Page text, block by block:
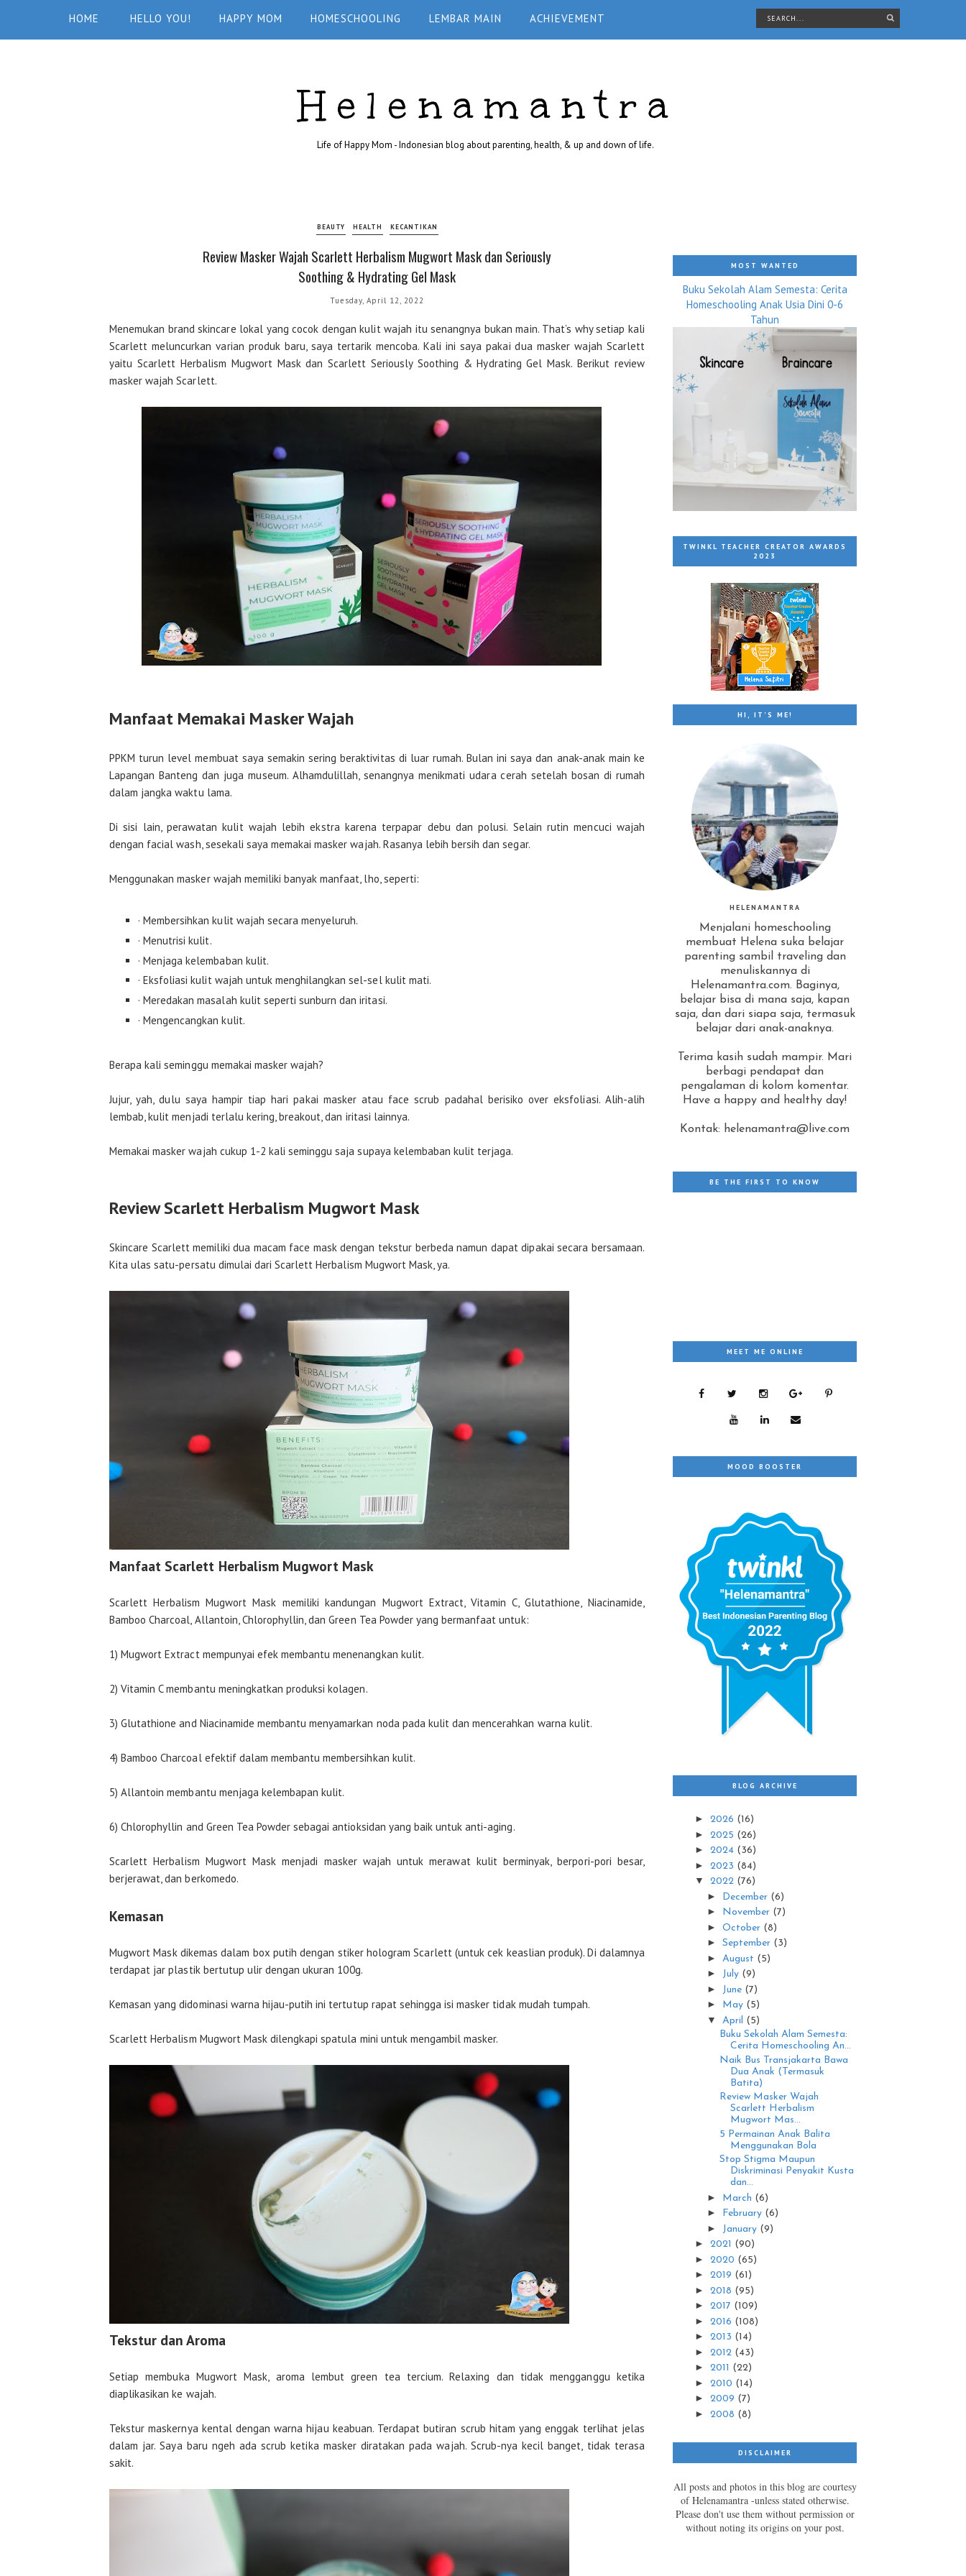
HOME HELLO YOU! HAPPY MOM HOMESCHOOLING LEMBAR MAIN ACHIEVEMENT
Helenamantra
Life of Happy Mom - Indonesian blog about parenting, health, & up and down of life.
BEAUTY HEALTH KECANTIKAN
Review Masker Wajah Scarlett Herbalism Mugwort Mask dan Seriously
Soothing & Hydrating Gel Mask
Tuesday, April 12, 2022
Menemukan brand skincare lokal yang cocok dengan kulit wajah itu senangnya bukan main. That’s why setiap kali
Scarlett meluncurkan varian produk baru, saya tertarik mencoba. Kali ini saya pakai dua masker wajah Scarlett
yaitu Scarlett Herbalism Mugwort Mask dan Scarlett Seriously Soothing & Hydrating Gel Mask. Berikut review
masker wajah Scarlett.
Manfaat Memakai Masker Wajah
PPKM turun level membuat saya semakin sering beraktivitas di luar rumah. Bulan ini saya dan anak-anak main ke
Lapangan Banteng dan juga museum. Alhamdulillah, senangnya menikmati udara cerah setelah bosan di rumah
dalam jangka waktu lama.
Di sisi lain, perawatan kulit wajah lebih ekstra karena terpapar debu dan polusi. Selain rutin mencuci wajah
dengan facial wash, sesekali saya memakai masker wajah. Rasanya lebih bersih dan segar.
Menggunakan masker wajah memiliki banyak manfaat, lho, seperti:
· Membersihkan kulit wajah secara menyeluruh.
· Menutrisi kulit.
· Menjaga kelembaban kulit.
· Eksfoliasi kulit wajah untuk menghilangkan sel-sel kulit mati.
· Meredakan masalah kulit seperti sunburn dan iritasi.
· Mengencangkan kulit.
Berapa kali seminggu memakai masker wajah?
Jujur, yah, dulu saya hampir tiap hari pakai masker atau face scrub padahal berisiko over eksfoliasi. Alih-alih
lembab, kulit menjadi terlalu kering, breakout, dan iritasi lainnya.
Memakai masker wajah cukup 1-2 kali seminggu saja supaya kelembaban kulit terjaga.
Review Scarlett Herbalism Mugwort Mask
Skincare Scarlett memiliki dua macam face mask dengan tekstur berbeda namun dapat dipakai secara bersamaan.
Kita ulas satu-persatu dimulai dari Scarlett Herbalism Mugwort Mask, ya.
Manfaat Scarlett Herbalism Mugwort Mask
Scarlett Herbalism Mugwort Mask memiliki kandungan Mugwort Extract, Vitamin C, Glutathione, Niacinamide,
Bamboo Charcoal, Allantoin, Chlorophyllin, dan Green Tea Powder yang bermanfaat untuk:
1) Mugwort Extract mempunyai efek membantu menenangkan kulit.
2) Vitamin C membantu meningkatkan produksi kolagen.
3) Glutathione and Niacinamide membantu menyamarkan noda pada kulit dan mencerahkan warna kulit.
4) Bamboo Charcoal efektif dalam membantu membersihkan kulit.
5) Allantoin membantu menjaga kelembapan kulit.
6) Chlorophyllin and Green Tea Powder sebagai antioksidan yang baik untuk anti-aging.
Scarlett Herbalism Mugwort Mask menjadi masker wajah untuk merawat kulit berminyak, berpori-pori besar,
berjerawat, dan berkomedo.
Kemasan
Mugwort Mask dikemas dalam box putih dengan stiker hologram Scarlett (untuk cek keaslian produk). Di dalamnya
terdapat jar plastik bertutup ulir dengan ukuran 100g.
Kemasan yang didominasi warna hijau-putih ini tertutup rapat sehingga isi masker tidak mudah tumpah.
Scarlett Herbalism Mugwort Mask dilengkapi spatula mini untuk mengambil masker.
Tekstur dan Aroma
Setiap membuka Mugwort Mask, aroma lembut green tea tercium. Relaxing dan tidak mengganggu ketika
diaplikasikan ke wajah.
Tekstur maskernya kental dengan warna hijau keabuan. Terdapat butiran scrub hitam yang enggak terlihat jelas
dalam jar. Saya baru ngeh ada scrub ketika masker diratakan pada wajah. Scrub-nya kecil banget, tidak terasa
sakit.
MOST WANTED
Buku Sekolah Alam Semesta: Cerita
Homeschooling Anak Usia Dini 0-6
Tahun
TWINKL TEACHER CREATOR AWARDS
2023
HI, IT'S ME!
HELENAMANTRA
Menjalani homeschooling
membuat Helena suka belajar
parenting sambil traveling dan
menuliskannya di
Helenamantra.com. Baginya,
belajar bisa di mana saja, kapan
saja, dan dari siapa saja, termasuk
belajar dari anak-anaknya.
Terima kasih sudah mampir. Mari
berbagi pendapat dan
pengalaman di kolom komentar.
Have a happy and healthy day!
Kontak: helenamantra@live.com
BE THE FIRST TO KNOW
MEET ME ONLINE
MOOD BOOSTER
BLOG ARCHIVE
► 2026 (16)
► 2025 (26)
► 2024 (36)
► 2023 (84)
▼ 2022 (76)
► December (6)
► November (7)
► October (8)
► September (3)
► August (5)
► July (9)
► June (7)
► May (5)
▼ April (5)
Buku Sekolah Alam Semesta:
Cerita Homeschooling An...
Naik Bus Transjakarta Bawa
Dua Anak (Termasuk
Batita)
Review Masker Wajah
Scarlett Herbalism
Mugwort Mas...
5 Permainan Anak Balita
Menggunakan Bola
Stop Stigma Maupun
Diskriminasi Penyakit Kusta
dan...
► March (6)
► February (6)
► January (9)
► 2021 (90)
► 2020 (65)
► 2019 (61)
► 2018 (95)
► 2017 (109)
► 2016 (108)
► 2013 (14)
► 2012 (43)
► 2011 (22)
► 2010 (14)
► 2009 (7)
► 2008 (8)
DISCLAIMER
All posts and photos in this blog are courtesy
of Helenamantra -unless stated otherwise.
Please don't use them without permission or
without noting its origins on your post.